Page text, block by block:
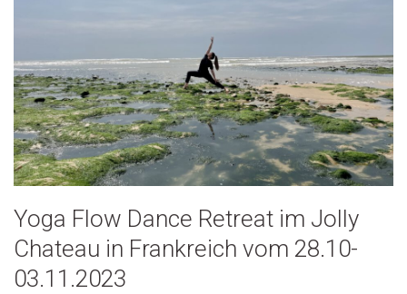
Yoga Flow Dance Retreat im Jolly
Chateau in Frankreich vom 28.10-
03.11.2023